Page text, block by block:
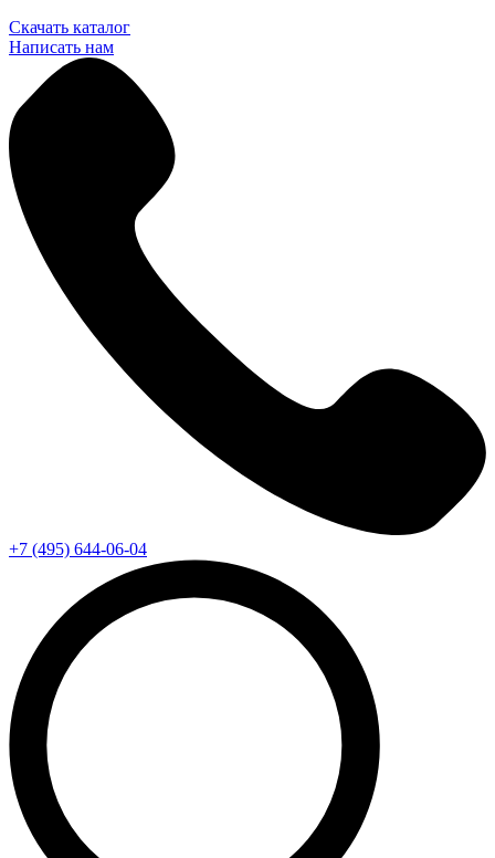
Скачать каталог
Написать нам
+7 (495) 644-06-04